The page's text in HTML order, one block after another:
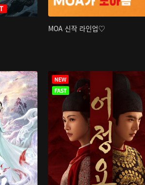
MOA 신작 라인업♡